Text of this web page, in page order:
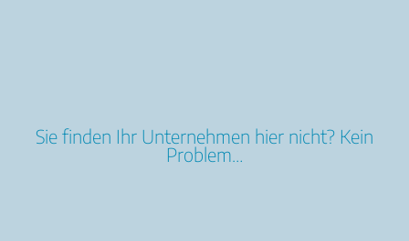
Sie finden Ihr Unternehmen hier nicht? Kein
Problem…